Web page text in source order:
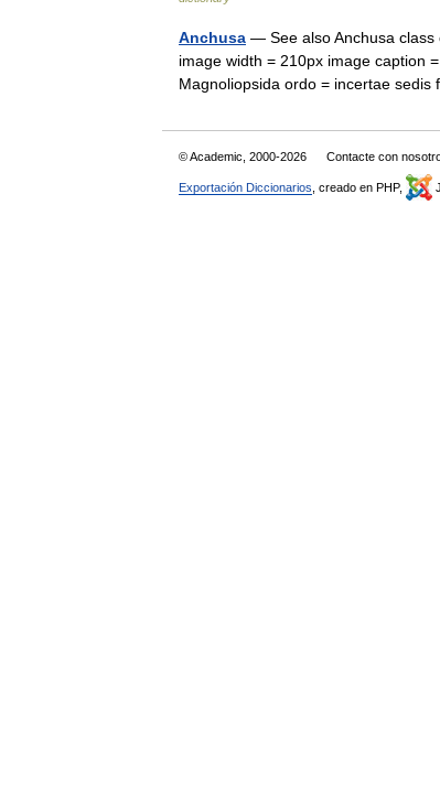
Anchusa — See also Anchusa class
image width = 210px image caption
Magnoliopsida ordo = incertae
© Academic, 2000-2026 Contacte con
Exportación Diccionarios , creado en PHP,